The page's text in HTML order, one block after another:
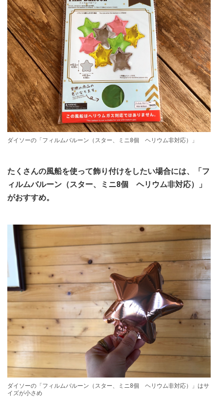
ダイソーの「フィルムバルーン（スター、ミニ8個 ヘリウム非対応）」
たくさんの風船を使って飾り付けをしたい場合には、「フ
ィルムバルーン（スター、ミニ8個 ヘリウム非対応）」
がおすすめ。
ダイソーの「フィルムバルーン（スター、ミニ8個 ヘリウム非対応）」はサ
イズが小さめ